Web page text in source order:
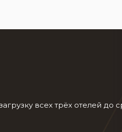
всех трёх отелей до